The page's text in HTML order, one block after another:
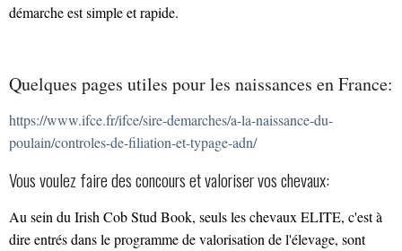
démarche est simple et rapide.
Quelques pages utiles pour les naissances en France:
https://www.ifce.fr/ifce/sire-demarches/a-la-naissance-du-
poulain/controles-de-filiation-et-typage-adn/
Vous voulez faire des concours et valoriser vos chevaux:
Au sein du Irish Cob Stud Book, seuls les chevaux ELITE, c'est à
dire entrés dans le programme de valorisation de l'élevage, sont